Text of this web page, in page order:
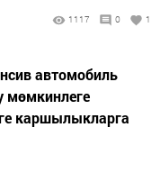
1117 0 1
автомобиль
мөмкинлеге
каршылыкларга